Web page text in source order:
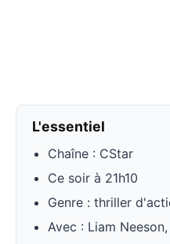
L'essentiel
Chaîne : CStar
Ce soir à 21h10
Genre : thriller
Avec : Liam